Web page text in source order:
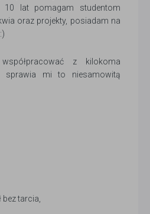
10 lat pomagam studentom
oraz projekty, posiadam na
z kilokoma
sprawia mi to niesamowitą
bez tarcia,